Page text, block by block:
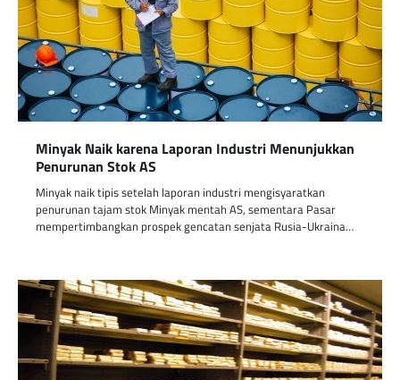
Minyak Naik karena Laporan Industri Menunjukkan
Penurunan Stok AS
Minyak naik tipis setelah laporan industri mengisyaratkan
penurunan tajam stok Minyak mentah AS, sementara Pasar
mempertimbangkan prospek gencatan senjata Rusia-Ukraina…